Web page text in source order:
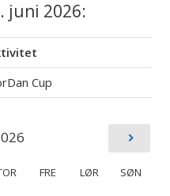
juni 2026:
Cup
FRE LØR SØN